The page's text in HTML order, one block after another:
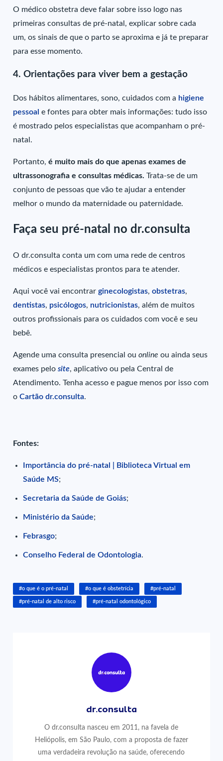
O médico obstetra deve falar sobre isso logo nas
primeiras consultas de pré-natal, explicar sobre cada
um, os sinais de que o parto se aproxima e já te preparar
para esse momento.
4. Orientações para viver bem a gestação
Dos hábitos alimentares, sono, cuidados com a higiene
pessoal e fontes para obter mais informações: tudo isso
é mostrado pelos especialistas que acompanham o pré-
natal.
Portanto,é muito mais do que apenas exames de
ultrassonografia e consultas médicas. Trata-se de um
conjunto de pessoas que vão te ajudar a entender
melhor o mundo da maternidade ou paternidade.
Faça seu pré-natal no dr.consulta
O dr.consulta conta um com uma rede de centros
médicos e especialistas prontos para te atender.
Aqui você vai encontrarginecologistas,obstetras,
dentistas, psicólogos, nutricionistas, além de muitos
outros profissionais para os cuidados com você e seu
bebê.
Agende uma consulta presencial ouonline ou ainda seus
exames pelosite, aplicativo ou pela Central de
Atendimento. Tenha acesso e pague menos por isso com
oCartão dr.consulta.
Fontes:
Importância do pré-natal | Biblioteca Virtual em
Saúde MS;
Secretaria da Saúde de Goiás;
Ministério da Saúde;
Febrasgo;
Conselho Federal de Odontologia.
#o que é o pré-natal #o que é obstetrícia #pré-natal
#pré-natal de alto risco #pré-natal odontológico
dr.consulta
O dr.consulta nasceu em 2011, na favela de
Heliópolis, em São Paulo, com a proposta de fazer
uma verdadeira revolução na saúde, oferecendo